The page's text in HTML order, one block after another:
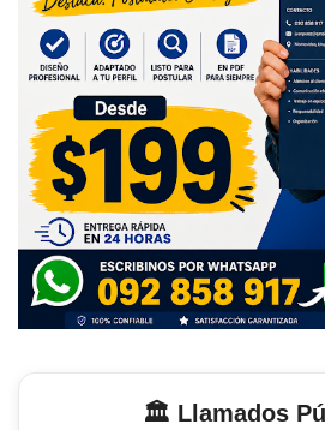
🏛️ Llamados